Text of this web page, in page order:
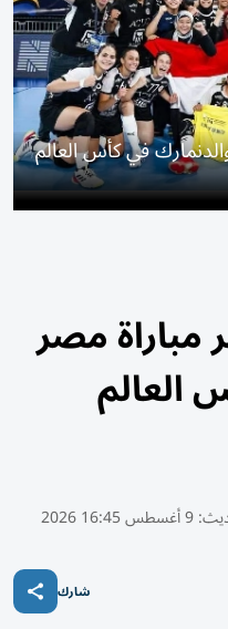
في كأس العالم
مصر
العالم
9 أغسطس 16:45 2026
شارك